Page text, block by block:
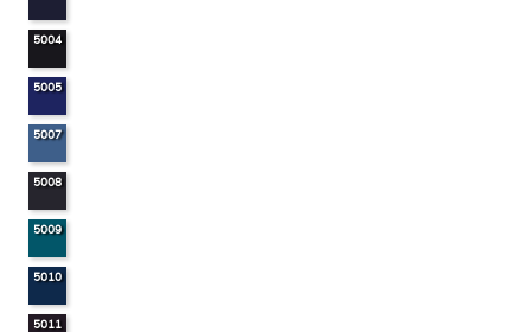
5004
5005
5007
5008
5009
5010
5011